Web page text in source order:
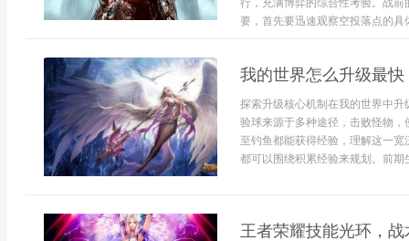
行，充满博弈的综合性考验。战
要，首先要迅速观察空投落点的具
我的世界怎么升级最
探索升级核心机制在我的世界中
验球来源于多种途径，击败怪物
至钓鱼都能获得经验，理解这一
都可以围绕积累经验来规划。前期
王者荣耀技能光环，